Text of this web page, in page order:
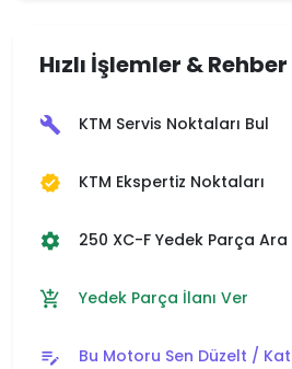
Hızlı İşlemler & Rehber
build KTM Servis Noktaları Bul
verified KTM Ekspertiz Noktaları
settings 250 XC-F Yedek Parça Ara
add_shopping_cart Yedek Parça İlanı Ver
edit_note Bu Motoru Sen Düzelt /